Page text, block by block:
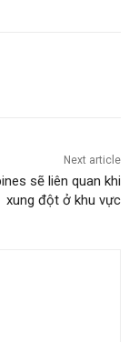
Next article
sẽ liên quan khi
xung đột ở khu vực